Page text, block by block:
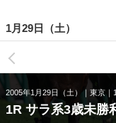
1月29日（土）
2005年1月29日（土） 東京
1R サラ系3歳未勝